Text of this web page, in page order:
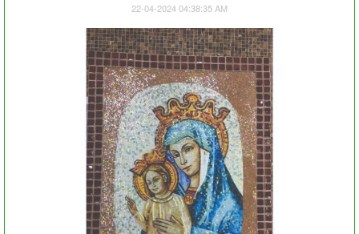
22-04-2024 04:38:35 AM